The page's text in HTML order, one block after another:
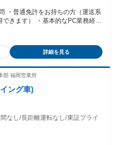
たり40時間） 固定残業時間を超
を支給する 【一律手当】
・皆勤・家族手当金額：なし 全
：なし ※経験などを考
・普通免許をお持ちの方（運送系
きます） ・基本的なPC業務経験
遇！ ＊既卒・第二新卒・現在フリ
を積極採用中！ ＊20代・30代の
ニケーションを大切にしたい ・教
働きたい ・未経験から正社員とし
く活躍しています！ - ＜先輩
職種未経験で入社しました。 正
だろうか…」という不安を少し
詳細を見る
部 福岡営業所
ング車)
なし/長距離運転なし/東証プライ